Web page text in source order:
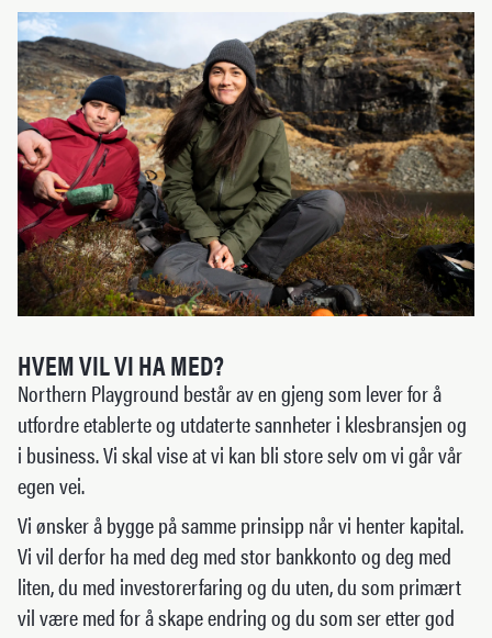
HVEM VIL VI HA MED?
Northern Playground består av en gjeng som lever for å
utfordre etablerte og utdaterte sannheter i klesbransjen og
i business. Vi skal vise at vi kan bli store selv om vi går vår
egen vei.
Vi ønsker å bygge på samme prinsipp når vi henter kapital.
Vi vil derfor ha med deg med stor bankkonto og deg med
liten, du med investorerfaring og du uten, du som primært
vil være med for å skape endring og du som ser etter god